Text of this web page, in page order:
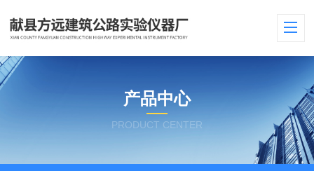
产品中心
PRODUCT CENTER